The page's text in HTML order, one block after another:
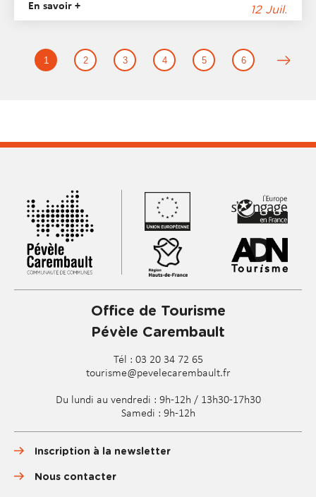
En savoir + 12 Juil.
1 2 3 4 5 6
R
a
u
i
v
n
s
Office de Tourisme
Pévèle Carembault
Tél : 03 20 34 72 65
tourisme@pevelecarembault.fr
Du lundi au vendredi : 9h-12h / 13h30-17h30
Samedi : 9h-12h
Inscription à la newsletter
Nous contacter